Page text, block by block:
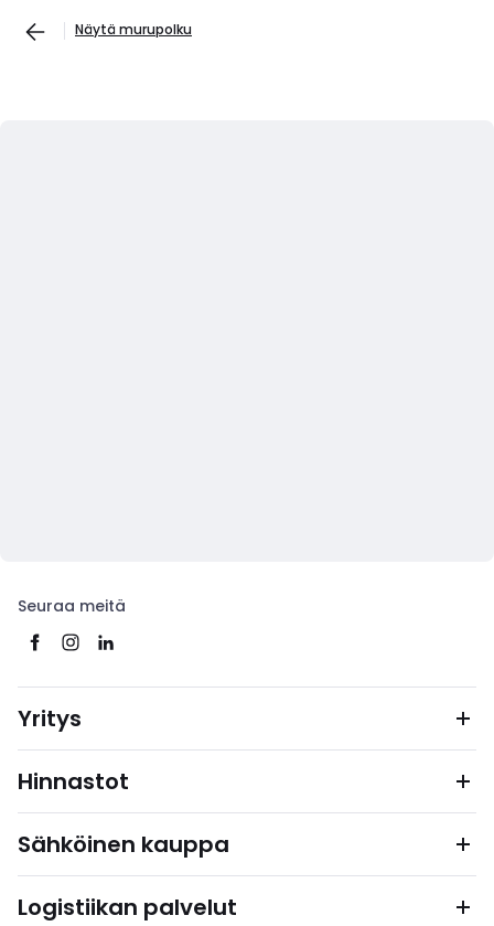
Näytä murupolku
Seuraa meitä
Yritys
Hinnastot
Sähköinen kauppa
Logistiikan palvelut